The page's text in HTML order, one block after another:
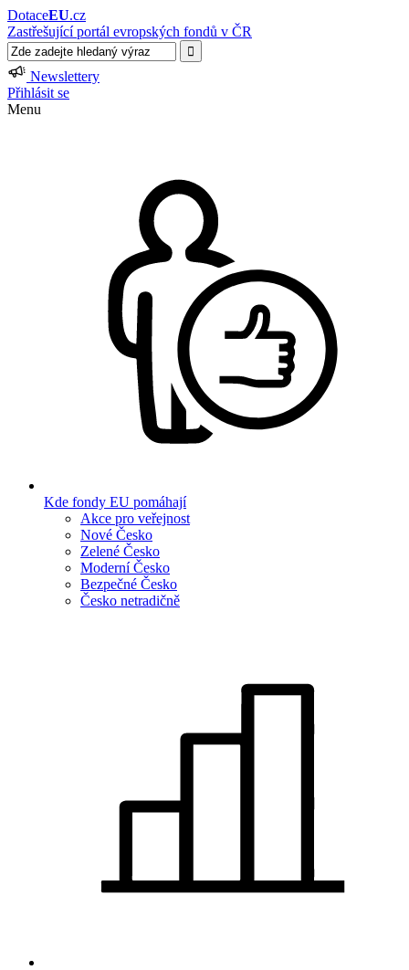
DotaceEU.cz
Zastřešující portál evropských fondů v ČR
Newslettery
Přihlásit se
Menu
Kde fondy EU pomáhají
Akce pro veřejnost
Nové Česko
Zelené Česko
Moderní Česko
Bezpečné Česko
Česko netradičně